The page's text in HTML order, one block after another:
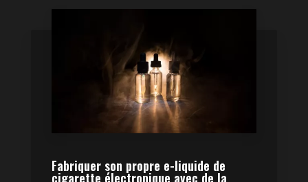
Fabriquer son propre e-liquide de
cigarette électronique avec de la